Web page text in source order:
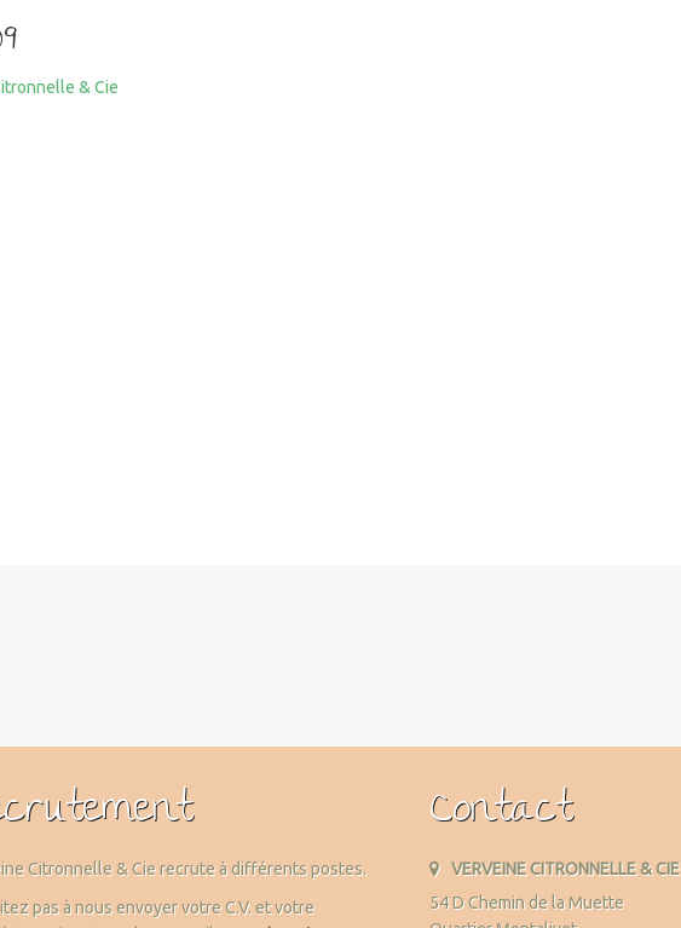
& Cie
Citronnelle & Cie recrute à différents postes.
pas à nous envoyer votre C.V. et votre
Contact
VERVEINE CITRONNELLE & CIE
54 D Chemin de la Muette